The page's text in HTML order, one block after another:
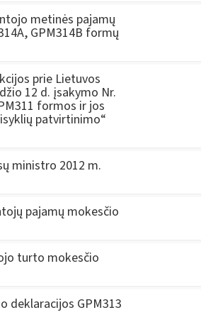
metinės pajamų
GPM314B formų
prie Lietuvos
12 d. įsakymo Nr.
formos ir jos
patvirtinimo“
ministro 2012 m.
pajamų mokesčio
turto mokesčio
deklaracijos GPM313